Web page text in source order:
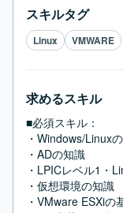
スキルタグ
Linux VMWARE
求めるスキル
■必須スキル：
・Windows/Linux
・ADの知識
・LPICレベル1・
・仮想環境の知識
・VMware ESXiの